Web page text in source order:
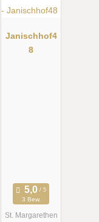
Janischhof4
8
3 Bew.
St. Margarethen